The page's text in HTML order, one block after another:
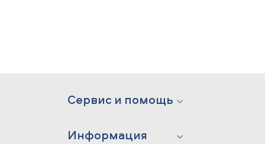
Сервис и помощь
Информация